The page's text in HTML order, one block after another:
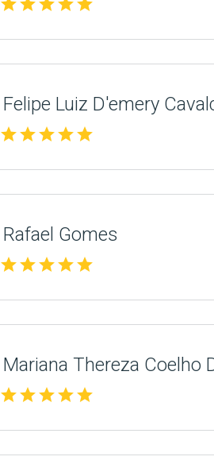
starstarstarstarstar
Felipe Luiz D'emery
starstarstarstarstar
Rafael Gomes
starstarstarstarstar
Mariana Thereza Coelho
starstarstarstarstar